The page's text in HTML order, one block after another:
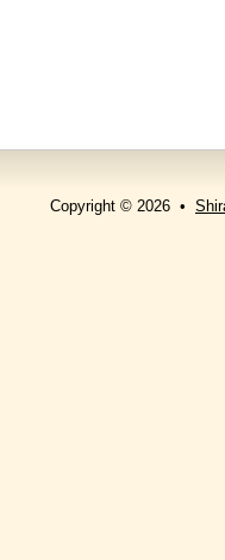
Copyright © 2026 •